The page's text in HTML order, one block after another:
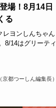
場！8月14日
る
レヨンしんちゃん
8/14はグリーティ
京都つーしん編集長）